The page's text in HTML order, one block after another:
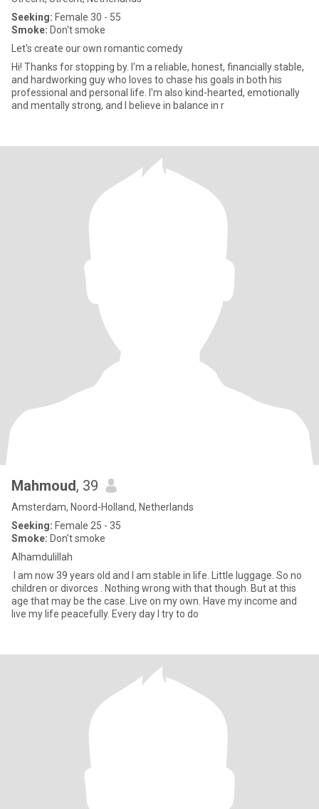
Seeking: Female 30 - 55
Smoke: Don't smoke
Let's create our own romantic comedy
Hi! Thanks for stopping by. I'm a reliable, honest, financially stable,
and hardworking guy who loves to chase his goals in both his
professional and personal life. I'm also kind-hearted, emotionally
and mentally strong, and I believe in balance in r
Mahmoud, 39
Amsterdam, Noord-Holland, Netherlands
Seeking: Female 25 - 35
Smoke: Don't smoke
Alhamdulillah
I am now 39 years old and I am stable in life. Little luggage. So no
children or divorces . Nothing wrong with that though. But at this
age that may be the case. Live on my own. Have my income and
live my life peacefully. Every day I try to do